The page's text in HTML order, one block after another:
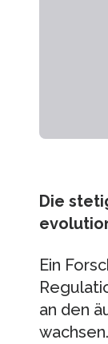
Die
Ein
an den